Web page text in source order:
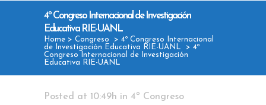
4º Congreso Internacional de Investigación
Educativa RIE-UANL
Home > Congreso > 4º Congreso Internacional
de Investigación Educativa RIE-UANL
> 4º
Congreso Internacional de Investigación
Educativa RIE-UANL
Posted at 10:49h in 4º Congreso